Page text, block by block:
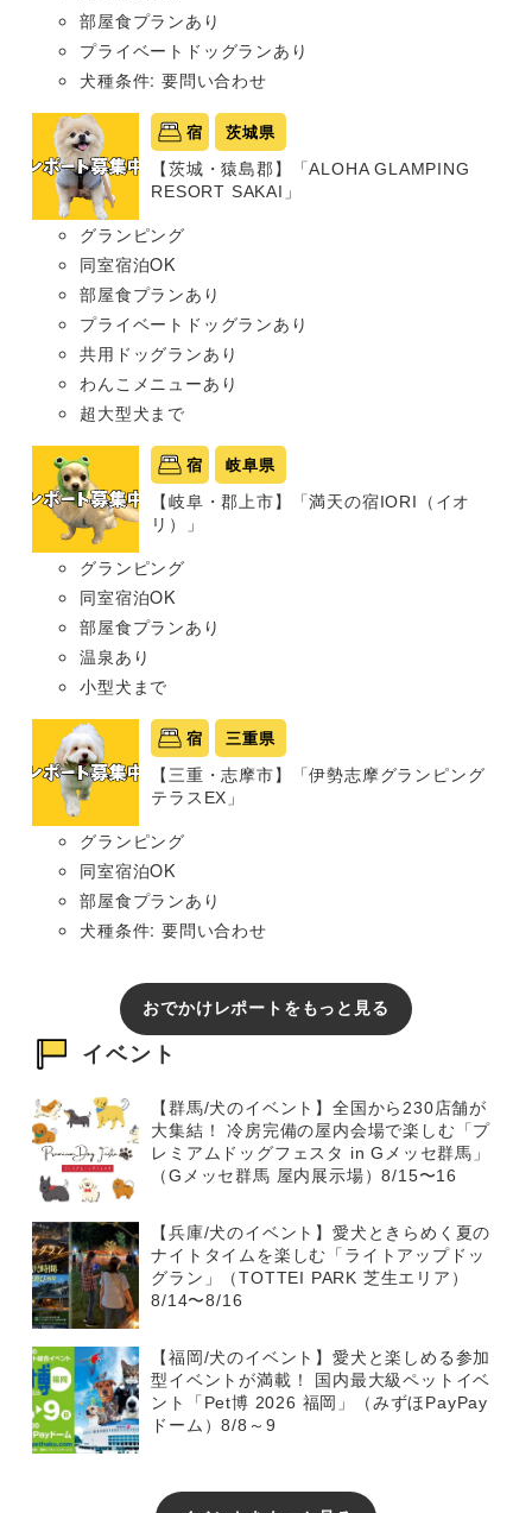
部屋食プランあり
プライベートドッグランあり
犬種条件: 要問い合わせ
宿 茨城県
【茨城・猿島郡】「ALOHA GLAMPING
RESORT SAKAI」
グランピング
同室宿泊OK
部屋食プランあり
プライベートドッグランあり
共用ドッグランあり
わんこメニューあり
超大型犬まで
宿 岐阜県
【岐阜・郡上市】「満天の宿IORI（イオ
リ）」
グランピング
同室宿泊OK
部屋食プランあり
温泉あり
小型犬まで
宿 三重県
【三重・志摩市】「伊勢志摩グランピング
テラスEX」
グランピング
同室宿泊OK
部屋食プランあり
犬種条件: 要問い合わせ
おでかけレポートをもっと見る
イベント
【群馬/犬のイベント】全国から230店舗が
大集結！ 冷房完備の屋内会場で楽しむ「プ
レミアムドッグフェスタ in Gメッセ群馬」
（Gメッセ群馬 屋内展示場）8/15〜16
【兵庫/犬のイベント】愛犬ときらめく夏の
ナイトタイムを楽しむ「ライトアップドッ
グラン」（TOTTEI PARK 芝生エリア）
8/14〜8/16
【福岡/犬のイベント】愛犬と楽しめる参加
型イベントが満載！ 国内最大級ペットイベ
ント「Pet博 2026 福岡」（みずほPayPay
ドーム）8/8～9